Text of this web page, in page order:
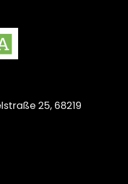
25, 68219